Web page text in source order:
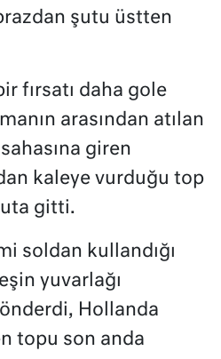
şutu üstten
fırsatı daha gole
arasından atılan
giren
kaleye vurduğu top
gitti.
soldan kullandığı
yuvarlağı
Hollanda
topu son anda